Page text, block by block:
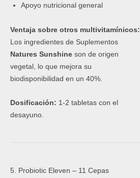
Apoyo nutricional general
Ventaja sobre otros multivitamínicos:
Los ingredientes de Suplementos
Natures Sunshine son de origen
vegetal, lo que mejora su
biodisponibilidad en un 40%.
Dosificación: 1-2 tabletas con el
desayuno.
5. Probiotic Eleven – 11 Cepas